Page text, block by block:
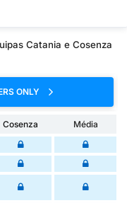
Catania e Cosenza
ONLY
Cosenza
Média